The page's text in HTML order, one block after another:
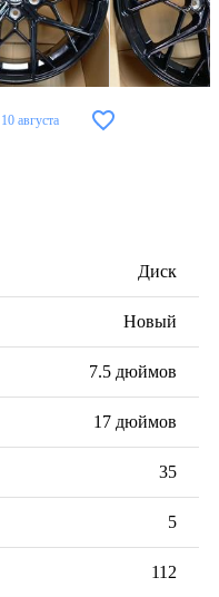
10 августа
Диск
Новый
7.5 дюймов
17 дюймов
35
5
112